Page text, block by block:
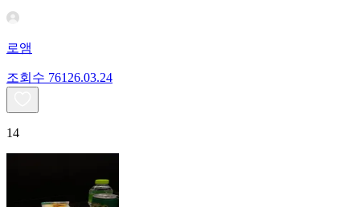
로앰
조회수 761 26.03.24
14